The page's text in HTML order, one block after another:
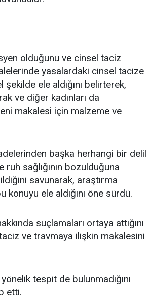
olduğunu ve cinsel taciz
yasalardaki cinsel tacize
ele aldığını belirterek,
ve diğer kadınları da
makalesi için malzeme ve
başka herhangi bir delil
ruh sağlığının bozulduğuna
savunarak, araştırma
ele aldığını öne sürdü.
suçlamaları ortaya attığını
ve travmaya ilişkin makalesini
tespit de bulunmadığını
etti.